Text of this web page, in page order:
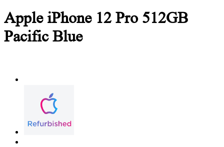
Apple iPhone 12 Pro 512GB
Pacific Blue